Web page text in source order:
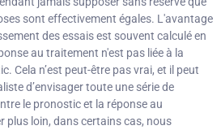
sont effectivement égales. L'avantage
des essais est souvent calculé en
au traitement n'est pas liée à la
Cela n’est peut-être pas vrai, et il peut
d’envisager toute une série de
le pronostic et la réponse au
plus loin, dans certains cas, nous